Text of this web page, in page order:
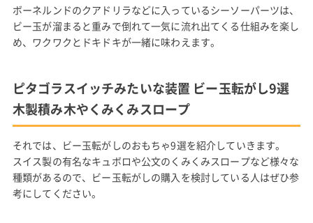
ボーネルンドのクアドリラなどに入っているシーソーパーツは、
ビー玉が溜まると重みで倒れて一気に流れ出てくる仕組みを楽し
め、ワクワクとドキドキが一緒に味わえます。
ピタゴラスイッチみたいな装置 ビー玉転がし9選
木製積み木やくみくみスロープ
それでは、ビー玉転がしのおもちゃ9選を紹介していきます。
スイス製の有名なキュボロや公文のくみくみスロープなど様々な
種類があるので、ビー玉転がしの購入を検討している人はぜひ参
考にしてください。